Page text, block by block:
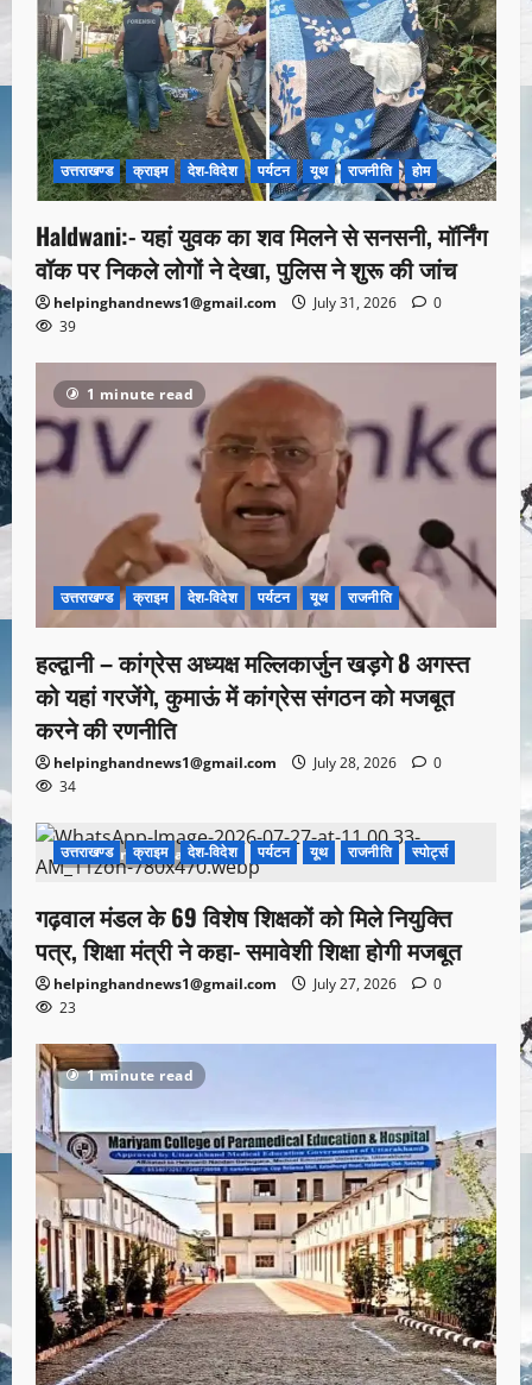
उत्तराखण्ड क्राइम देश-विदेश पर्यटन यूथ राजनीति होम
Haldwani:- यहां युवक का शव मिलने से सनसनी, मॉर्निंग
वॉक पर निकले लोगों ने देखा, पुलिस ने शुरू की जांच
helpinghandnews1@gmail.com July 31, 2026
0
39
1 minute read
उत्तराखण्ड क्राइम देश-विदेश पर्यटन यूथ राजनीति
हल्द्वानी – कांग्रेस अध्यक्ष मल्लिकार्जुन खड़गे 8 अगस्त
को यहां गरजेंगे, कुमाऊं में कांग्रेस संगठन को मजबूत
करने की रणनीति
helpinghandnews1@gmail.com July 28, 2026
0
34
1 minute read
उत्तराखण्ड क्राइम देश-विदेश पर्यटन यूथ राजनीति स्पोर्ट्स
गढ़वाल मंडल के 69 विशेष शिक्षकों को मिले नियुक्ति
पत्र, शिक्षा मंत्री ने कहा- समावेशी शिक्षा होगी मजबूत
helpinghandnews1@gmail.com July 27, 2026
0
23
1 minute read